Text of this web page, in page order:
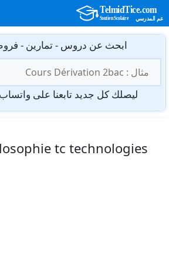
انتقل
المحتوى
ابحث عن دروس - تمارين -
عن:
ليصلك كل جديد تابعنا على
tc technologies